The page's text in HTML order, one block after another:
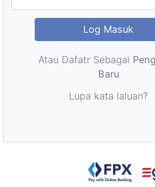
Log Masuk
Atau Dafatr Sebagai
Baru
Lupa kata laluan?